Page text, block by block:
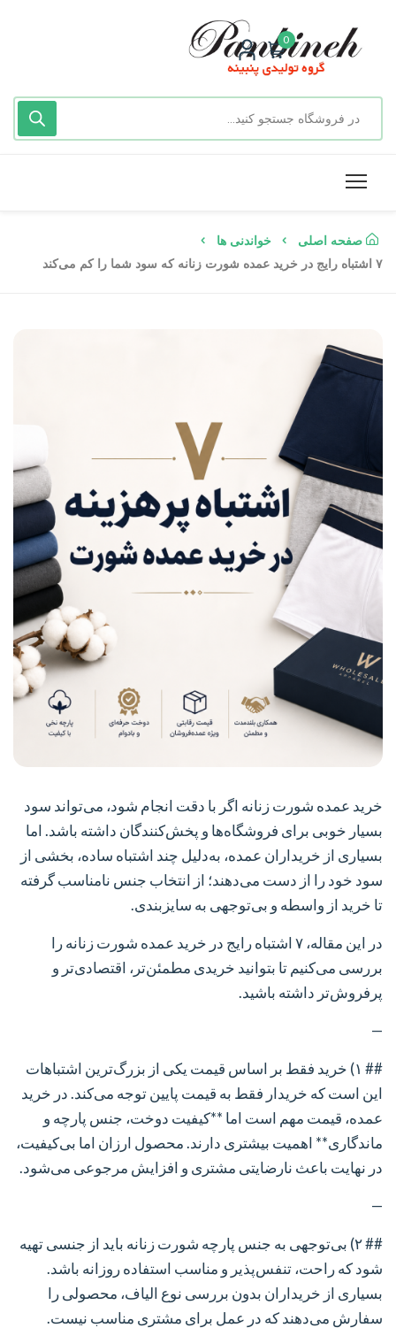
0
صفحه اصلی
خواندنی ها
۷ اشتباه رایج در خرید عمده شورت زنانه که سود شما را کم می‌کند
خرید عمده شورت زنانه اگر با دقت انجام شود، می‌تواند سود
بسیار خوبی برای فروشگاه‌ها و پخش‌کنندگان داشته باشد. اما
بسیاری از خریداران عمده، به‌دلیل چند اشتباه ساده، بخشی از
سود خود را از دست می‌دهند؛ از انتخاب جنس نامناسب گرفته
تا خرید از واسطه و بی‌توجهی به سایزبندی.
در این مقاله، ۷ اشتباه رایج در خرید عمده شورت زنانه را
بررسی می‌کنیم تا بتوانید خریدی مطمئن‌تر، اقتصادی‌تر و
پرفروش‌تر داشته باشید.
—
## ۱) خرید فقط بر اساس قیمت
یکی از بزرگ‌ترین اشتباهات
این است که خریدار فقط به قیمت پایین توجه می‌کند. در خرید
عمده، قیمت مهم است اما **کیفیت دوخت، جنس پارچه و
ماندگاری** اهمیت بیشتری دارند. محصول ارزان اما بی‌کیفیت،
در نهایت باعث نارضایتی مشتری و افزایش مرجوعی می‌شود.
—
## ۲) بی‌توجهی به جنس پارچه
شورت زنانه باید از جنسی تهیه
شود که راحت، تنفس‌پذیر و مناسب استفاده روزانه باشد.
بسیاری از خریداران بدون بررسی نوع الیاف، محصولی را
سفارش می‌دهند که در عمل برای مشتری مناسب نیست.